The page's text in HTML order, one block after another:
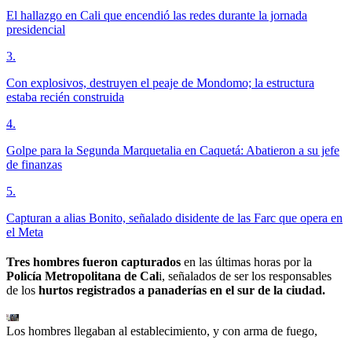
El hallazgo en Cali que encendió las redes durante la jornada
presidencial
3.
Con explosivos, destruyen el peaje de Mondomo; la estructura
estaba recién construida
4.
Golpe para la Segunda Marquetalia en Caquetá: Abatieron a su jefe
de finanzas
5.
Capturan a alias Bonito, señalado disidente de las Farc que opera en
el Meta
Tres hombres fueron capturados en las últimas horas por la
Policía Metropolitana de Cali, señalados de ser los responsables
de los hurtos registrados a panaderías en el sur de la ciudad.
Los hombres llegaban al establecimiento, y con arma de fuego,